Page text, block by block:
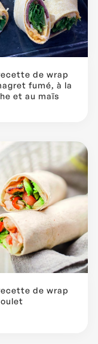
de wrap
fumé, à la
et au maïs
de wrap